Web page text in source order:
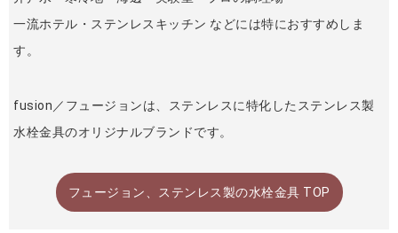
一流ホテル・ステンレスキッチン などには特におすすめしま
す。
fusion／フュージョンは、ステンレスに特化したステンレス製
水栓金具のオリジナルブランドです。
フュージョン、ステンレス製の水栓金具 TOP